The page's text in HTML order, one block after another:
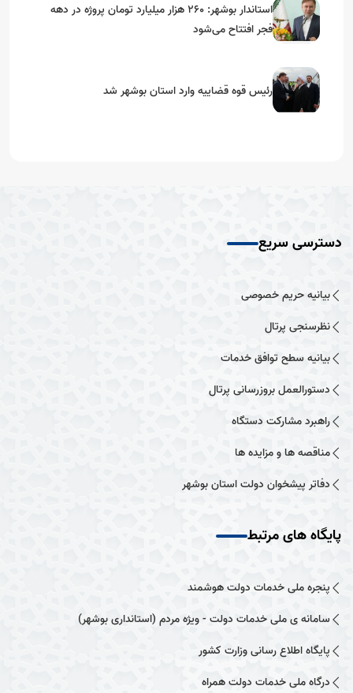
استاندار بوشهر: ۲۶۰ هزار میلیارد تومان پروژه در دهه
فجر افتتاح می‌شود
رئیس قوه قضاییه وارد استان بوشهر شد
دسترسی سریع
بیانیه حریم خصوصی
نظرسنجی پرتال
بیانیه سطح توافق خدمات
دستورالعمل بروزرسانی پرتال
راهبرد مشارکت دستگاه
مناقصه ها و مزایده ها
دفاتر پیشخوان دولت استان بوشهر
پایگاه های مرتبط
پنجره ملی خدمات دولت هوشمند
سامانه ی ملی خدمات دولت - ویژه مردم (استانداری بوشهر)
پایگاه اطلاع رسانی وزارت کشور
درگاه ملی خدمات دولت همراه